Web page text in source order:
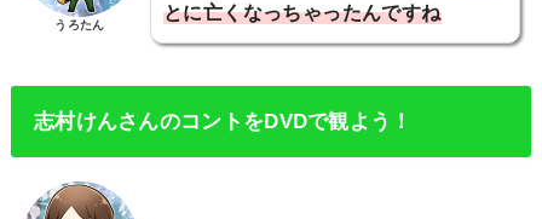
うろたん
とに亡くなっちゃったんですね
志村けんさんのコントをDVDで観よう！